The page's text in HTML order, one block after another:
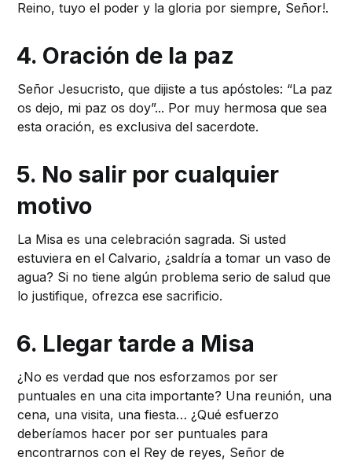
Reino, tuyo el poder y la gloria por siempre, Señor!.
4. Oración de la paz
Señor Jesucristo, que dijiste a tus apóstoles: “La paz
os dejo, mi paz os doy”... Por muy hermosa que sea
esta oración, es exclusiva del sacerdote.
5. No salir por cualquier
motivo
La Misa es una celebración sagrada. Si usted
estuviera en el Calvario, ¿saldría a tomar un vaso de
agua? Si no tiene algún problema serio de salud que
lo justifique, ofrezca ese sacrificio.
6. Llegar tarde a Misa
¿No es verdad que nos esforzamos por ser
puntuales en una cita importante? Una reunión, una
cena, una visita, una fiesta… ¿Qué esfuerzo
deberíamos hacer por ser puntuales para
encontrarnos con el Rey de reyes, Señor de